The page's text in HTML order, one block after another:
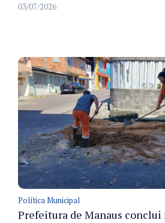
03/07/2026
Política Municipal